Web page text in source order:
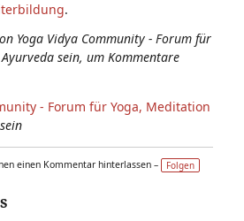
.
Yoga Vidya Community - Forum für
sein, um Kommentare
- Forum für Yoga, Meditation
einen Kommentar hinterlassen – Folgen